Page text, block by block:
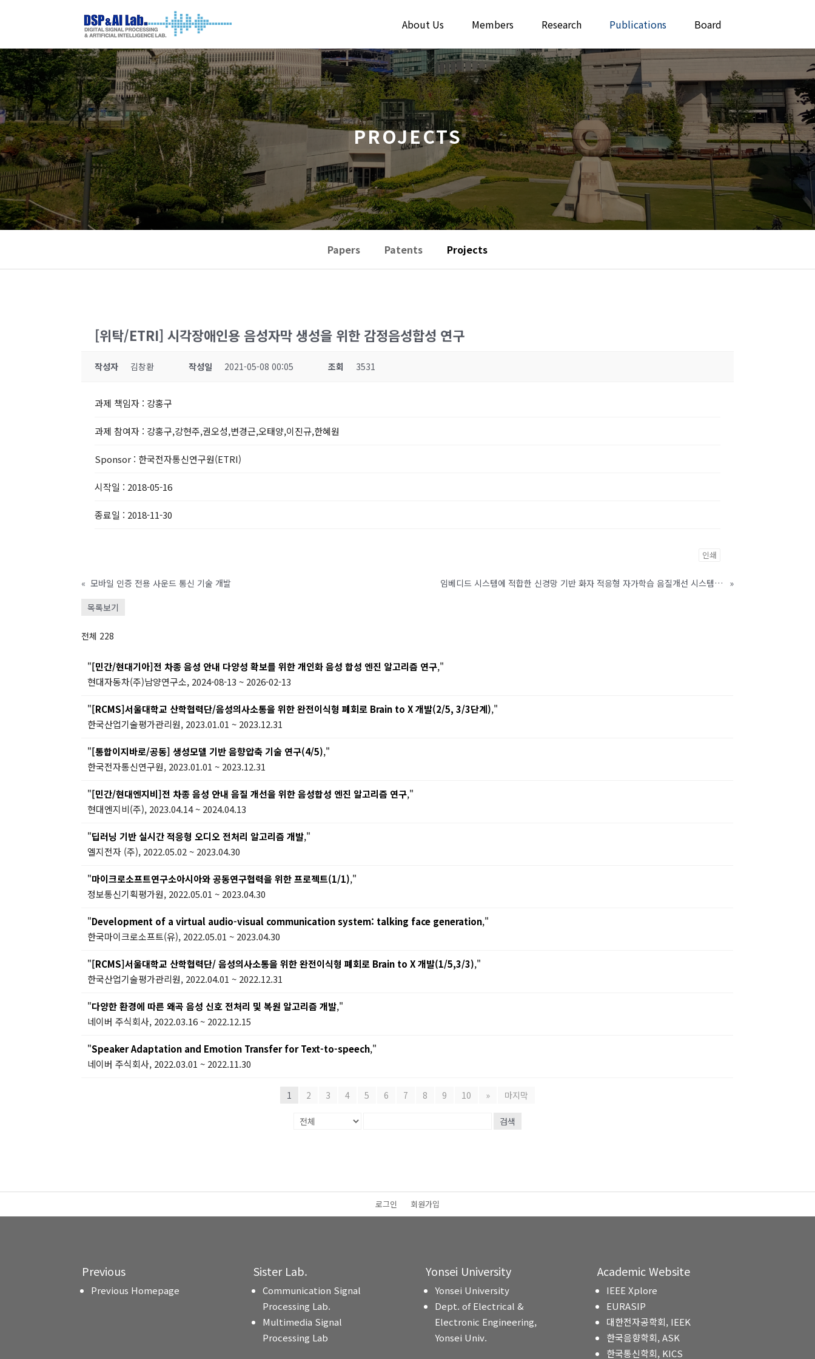
About Us Members Research Publications Board
PROJECTS
Papers Patents Projects
[위탁/ETRI] 시각장애인용 음성자막 생성을 위한 감정음성합성 연구
작성자 김창환 작성일 2021-05-08 00:05 조회 3531
과제 책임자 : 강홍구
과제 참여자 : 강홍구,강현주,권오성,변경근,오태양,이진규,한혜원
Sponsor : 한국전자통신연구원(ETRI)
시작일 : 2018-05-16
종료일 : 2018-11-30
인쇄
« 모바일 인증 전용 사운드 통신 기술 개발 임베디드 시스템에 적합한 신경망 기반 화자 적응형 자가학습 음질개선 시스템(3/4)
»
목록보기
전체 228
"[민간/현대기아]전 차종 음성 안내 다양성 확보를 위한 개인화 음성 합성 엔진 알고리즘 연구,"
현대자동차(주)남양연구소, 2024-08-13 ~ 2026-02-13
"[RCMS]서울대학교 산학협력단/음성의사소통을 위한 완전이식형 폐회로 Brain to X 개발(2/5, 3/3단계),"
한국산업기술평가관리원, 2023.01.01 ~ 2023.12.31
"[통합이지바로/공동] 생성모델 기반 음향압축 기술 연구(4/5),"
한국전자통신연구원, 2023.01.01 ~ 2023.12.31
"[민간/현대엔지비]전 차종 음성 안내 음질 개선을 위한 음성합성 엔진 알고리즘 연구,"
현대엔지비(주), 2023.04.14 ~ 2024.04.13
"딥러닝 기반 실시간 적응형 오디오 전처리 알고리즘 개발,"
엘지전자 (주), 2022.05.02 ~ 2023.04.30
"마이크로소프트연구소아시아와 공동연구협력을 위한 프로젝트(1/1),"
정보통신기획평가원, 2022.05.01 ~ 2023.04.30
"Development of a virtual audio-visual communication system: talking face generation,"
한국마이크로소프트(유), 2022.05.01 ~ 2023.04.30
"[RCMS]서울대학교 산학협력단/ 음성의사소통을 위한 완전이식형 폐회로 Brain to X 개발(1/5,3/3),"
한국산업기술평가관리원, 2022.04.01 ~ 2022.12.31
"다양한 환경에 따른 왜곡 음성 신호 전처리 및 복원 알고리즘 개발,"
네이버 주식회사, 2022.03.16 ~ 2022.12.15
"Speaker Adaptation and Emotion Transfer for Text-to-speech,"
네이버 주식회사, 2022.03.01 ~ 2022.11.30
1 2 3 4 5 6 7 8 9 10 » 마지막
검색
로그인 회원가입
Previous
Previous Homepage
Sister Lab.
Communication Signal
Processing Lab.
Multimedia Signal
Processing Lab
Yonsei University
Yonsei University
Dept. of Electrical &
Electronic Engineering,
Yonsei Univ.
Academic Website
IEEE Xplore
EURASIP
대한전자공학회, IEEK
한국음향학회, ASK
한국통신학회, KICS